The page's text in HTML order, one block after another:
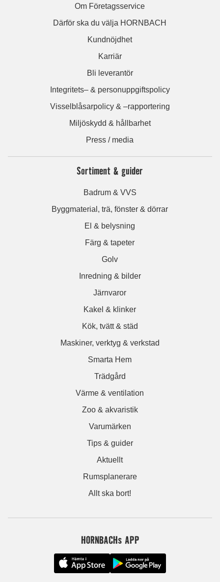
Om Företagsservice
Därför ska du välja HORNBACH
Kundnöjdhet
Karriär
Bli leverantör
Integritets– & personuppgiftspolicy
Visselblåsarpolicy & –rapportering
Miljöskydd & hållbarhet
Press / media
Sortiment & guider
Badrum & VVS
Byggmaterial, trä, fönster & dörrar
El & belysning
Färg & tapeter
Golv
Inredning & bilder
Järnvaror
Kakel & klinker
Kök, tvätt & städ
Maskiner, verktyg & verkstad
Smarta Hem
Trädgård
Värme & ventilation
Zoo & akvaristik
Varumärken
Tips & guider
Aktuellt
Rumsplanerare
Allt ska bort!
HORNBACHs APP